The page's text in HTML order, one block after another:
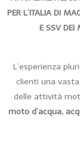
PER L’ITALIA DI
E SSV DEI
L’esperienza
clienti una
delle attività
moto d’acqua,